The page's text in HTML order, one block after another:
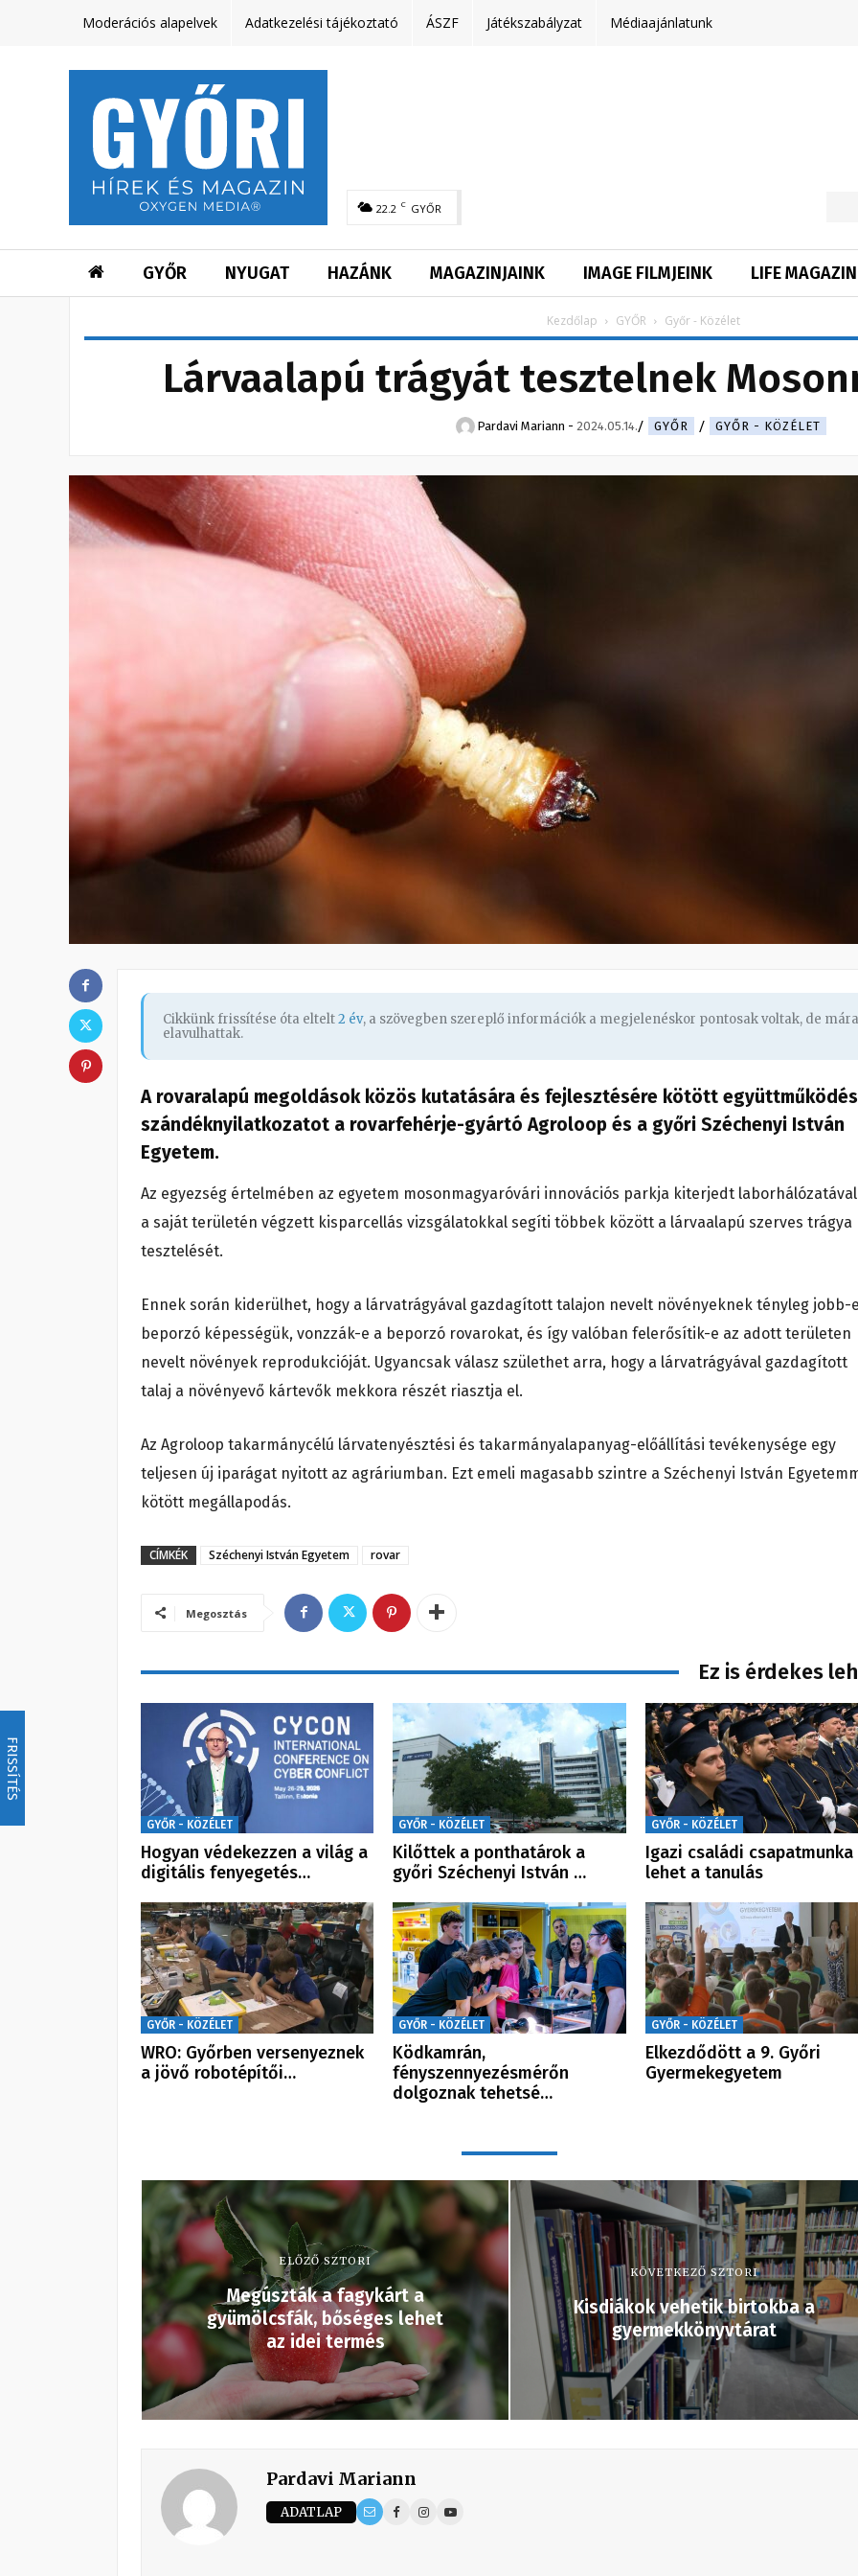
FRISSÍTÉS
Moderációs alapelvek Adatkezelési tájékoztató ÁSZF Játékszabályzat Médiaajánlatunk
22.2 C GYŐR
GYŐR NYUGAT HAZÁNK MAGAZINJAINK IMAGE FILMJEINK LIFE MAGAZIN
Kezdőlap GYŐR Győr - Közélet
Lárvaalapú trágyát tesztelnek
Pardavi Mariann - 2024.05.14. GYŐR GYŐR - KÖZÉLET
Cikkünk frissítése óta eltelt2 év, a szövegben szereplő információk a megjelenéskor pontosak voltak, de mára
elavulhattak.
A rovaralapú megoldások közös kutatására és fejlesztésére kötött
szándéknyilatkozatot a rovarfehérje-gyártó Agroloop és a győri Széchenyi István
Egyetem.
Az egyezség értelmében az egyetem mosonmagyaróvári innovációs parkja kiterjedt
a saját területén végzett kisparcellás vizsgálatokkal segíti többek között a lárvaalapú szerves trágya
tesztelését.
Ennek során kiderülhet, hogy a lárvatrágyával gazdagított talajon nevelt növényeknek tényleg jobb-
beporzó képességük, vonzzák-e a beporzó rovarokat, és így valóban felerősítik-e az adott területen
nevelt növények reprodukcióját. Ugyancsak válasz születhet arra, hogy a lárvatrágyával gazdagított
talaj a növényevő kártevők mekkora részét riasztja el.
Az Agroloop takarmánycélú lárvatenyésztési és takarmányalapanyag-előállítási tevékenysége egy
teljesen új iparágat nyitott az agráriumban. Ezt emeli magasabb szintre a Széchenyi István
kötött megállapodás.
CÍMKÉK Széchenyi István Egyetem rovar
Megosztás
Ez is érdekes
GYŐR - KÖZÉLET
Hogyan védekezzen a világ a
digitális fenyegetés…
GYŐR - KÖZÉLET
Kilőttek a ponthatárok a
győri Széchenyi István …
GYŐR - KÖZÉLET
Igazi családi csapatmunka
lehet a tanulás
GYŐR - KÖZÉLET
WRO: Győrben versenyeznek
a jövő robotépítői…
GYŐR - KÖZÉLET
Ködkamrán,
fényszennyezésmérőn
dolgoznak tehetsé…
GYŐR - KÖZÉLET
Elkezdődött a 9. Győri
Gyermekegyetem
ELŐZŐ SZTORI
Megúszták a fagykárt a
gyümölcsfák, bőséges lehet
az idei termés
KÖVETKEZŐ SZTORI
Kisdiákok vehetik birtokba a
gyermekkönyvtárat
Pardavi Mariann
ADATLAP